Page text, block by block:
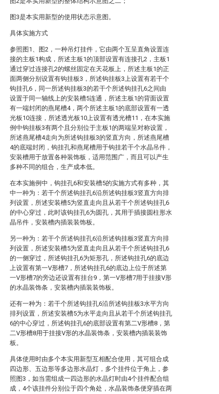
图3是本实用新型的使用状态示意图。
具体实施方式
参照图1、图2，一种吊灯挂件，它由两个互呈直角设置连
接的主板1构成，所述主板1的顶部设置有连接孔2，主板1
通过穿过连接孔2的螺丝固定在天花板上，所述主板1的正
面两侧分别设置有钩挂板3，所述钩挂板3上设置有若干个
钩挂孔6，同一所述钩挂板3的若干个所述钩挂孔6之间由
设置于同一轴线上的安装槽5连通，所述主板1的背面设置
有一端封闭的燕尾槽4，两个所述主板1的底部设置有一透
光板10连接，所述透光板10上设置有透光槽11，在本实施
例中钩挂板3有两个且分别位于主板1的两端呈对称设置，
所述燕尾槽4走向为所述钩挂板3的竖直方向，所述燕尾槽
4的底端封闭，钩挂孔和燕尾槽用于钩挂若干个水晶吊件，
安装槽用于放置各种装饰板，适用范围广，而且可以产生
多种不同的组合，生产成本低。
在本实施例中，钩挂孔6和安装槽5的实施方式有多种，其
中一种为：若干个所述钩挂孔6沿所述钩挂板3竖直方向排
列设置，所述安装槽5为竖直走向且从若干个所述钩挂孔6
的中心穿过，此时该钩挂孔6为圆孔，其用于插接圆柱形水
晶吊件，安装槽内插装装饰板。
另一种为：若干个所述钩挂孔6沿所述钩挂板3竖直方向排
列设置，所述安装槽5为竖直走向且从若干个所述钩挂孔6
的一侧穿过，所述钩挂孔6为矩形孔，所述钩挂孔6的底边
上设置有第一V形槽7，所述钩挂孔6的底边上位于所述第
一V形槽7的旁边还设置有挂台9，第一V形槽7用于挂接V形
的水晶装饰条，安装槽内插装装饰板。
还有一种为：若干个所述钩挂孔6沿所述钩挂板3水平方向
排列设置，所述安装槽5为水平走向且从若干个所述钩挂孔
6的中心穿过，所述钩挂孔6的底部设置有第二V形槽8，第
二V形槽8用于挂接V形的水晶装饰条，安装槽内插装装饰
板。
具体使用时由多个本实用新型互相配合使用，其可组合成
四边形、五边形等多边形水晶灯，多个挂件位于角上，参
照图3，如当需组成一四边形的水晶灯时由4个挂件配合组
成，4个该挂件分别位于四个角处，水晶装饰条便穿插在两